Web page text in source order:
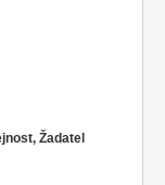
Žadatel